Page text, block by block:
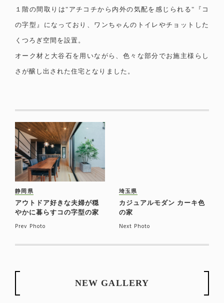
１階の間取りは"アチコチから内外の気配を感じられる"『コ
の字型』になっており、ワンちゃんのトイレやチョットした
くつろぎ空間を設置。
オーク材と大谷石を用いながら、色々な部分でお施主様らし
さが醸し出された住宅となりました。
静岡県
アウトドア好きな夫婦が穏
やかに暮らすコの字型の家
Prev Photo
埼玉県
カジュアルモダン カーキ色
の家
Next Photo
NEW GALLERY